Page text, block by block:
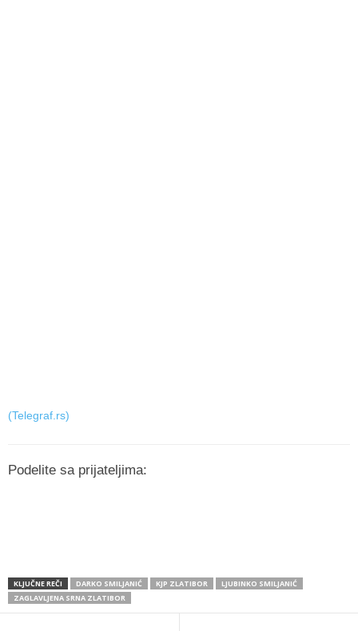
(Telegraf.rs)
Podelite sa prijateljima:
KLJUČNE REČI DARKO SMILJANIĆ KJP ZLATIBOR
LJUBINKO SMILJANIĆ
ZAGLAVLJENA SRNA ZLATIBOR